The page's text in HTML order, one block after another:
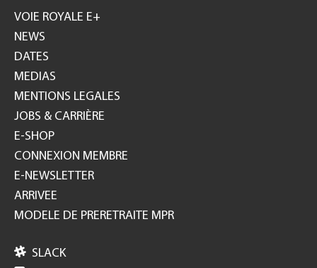
GH
VOIE ROYALE E+
NEWS
DATES
MEDIAS
MENTIONS LEGALES
JOBS & CARRIÈRE
E-SHOP
CONNEXION MEMBRE
E-NEWSLETTER
ARRIVEE
MODELE DE PRERETRAITE MPR
 SLACK